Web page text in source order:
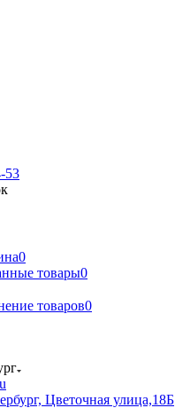
53
0
товары0
товаров0
Цветочная улица,18Б